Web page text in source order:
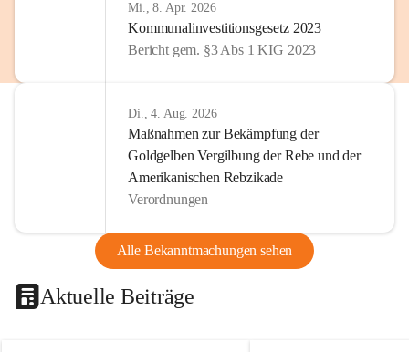
Mi., 8. Apr. 2026
Kommunalinvestitionsgesetz 2023
Bericht gem. §3 Abs 1 KIG 2023
Di., 4. Aug. 2026
Maßnahmen zur Bekämpfung der
Goldgelben Vergilbung der Rebe und der
Amerikanischen Rebzikade
Verordnungen
Alle Bekanntmachungen sehen
Aktuelle Beiträge